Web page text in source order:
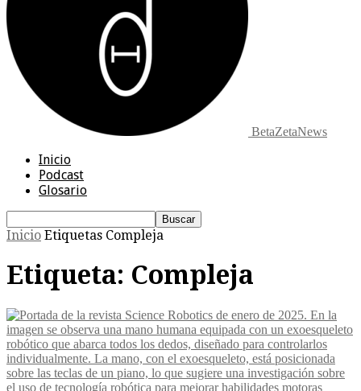
BetaZetaNews
Inicio
Podcast
Glosario
Inicio Etiquetas Compleja
Etiqueta: Compleja